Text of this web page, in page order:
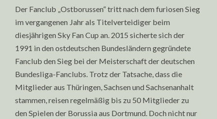
Der Fanclub „Ostborussen“ tritt nach dem furiosen Sieg
im vergangenen Jahr als Titelverteidiger beim
diesjährigen Sky Fan Cup an. 2015 sicherte sich der
1991 in den ostdeutschen Bundesländern gegründete
Fanclub den Sieg bei der Meisterschaft der deutschen
Bundesliga-Fanclubs. Trotz der Tatsache, dass die
Mitglieder aus Thüringen, Sachsen und Sachsenanhalt
stammen, reisen regelmäßig bis zu 50 Mitglieder zu
den Spielen der Borussia aus Dortmund. Doch nicht nur